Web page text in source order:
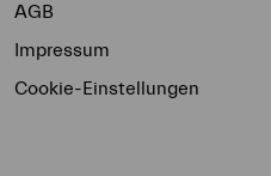
AGB
Impressum
Cookie-Einstellungen